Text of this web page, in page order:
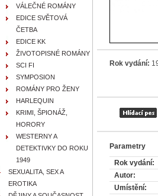
Rok vydání:
Parametry
Rok vydání:
Autor:
Umístění:
VÁLEČNÉ ROMÁNY
EDICE SVĚTOVÁ
ČETBA
EDICE KK
ŽIVOTOPISNÉ ROMÁNY
SCI FI
SYMPOSION
ROMÁNY PRO ŽENY
HARLEQUIN
KRIMI, ŠPIONÁŽ,
HORORY
WESTERNY A
DETEKTIVKY DO ROKU
1949
SEXUALITA, SEX A
EROTIKA